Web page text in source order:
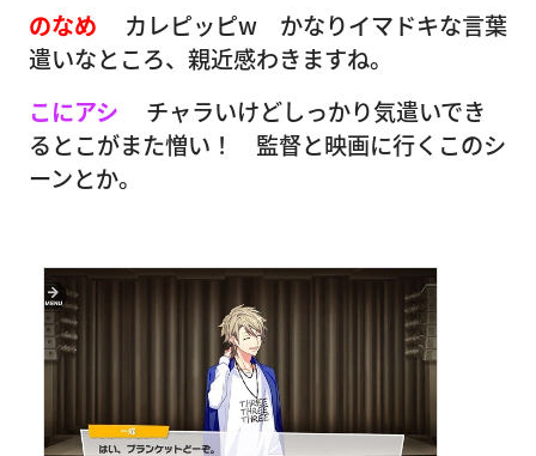
のなめ
カレピッピw かなりイマドキな言葉
遣いなところ、親近感わきますね。
こにアシ
チャラいけどしっかり気遣いでき
るとこがまた憎い！ 監督と映画に行くこのシ
ーンとか。